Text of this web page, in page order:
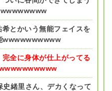
希とかいう無能フェイスを
wwwwwwwwww
完全に身体が仕上がってる
史緒里さん、デカくなって